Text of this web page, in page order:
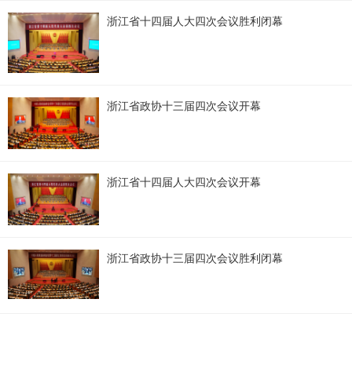
浙江省十四届人大四次会议胜利闭幕
浙江省政协十三届四次会议开幕
浙江省十四届人大四次会议开幕
浙江省政协十三届四次会议胜利闭幕